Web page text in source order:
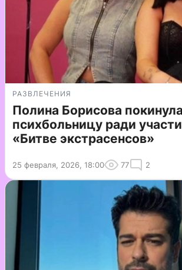
РАЗВЛЕЧЕНИЯ
Полина Борисова покинула
психбольницу ради
«Битве экстрасенсов»
25 февраля, 2026, 18:00 77 2